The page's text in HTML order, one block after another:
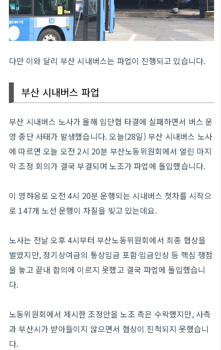
다만 이와 달리 부산 시내버스는 파업이 진행되고 있습니다.
부산 시내버스 파업
부산 시내버스 노사가 올해 임단협 타결에 실패하면서 버스 운
영 중단 사태가 발생했습니다. 오늘(28일) 부산 시내버스 노사
에 따르면 오늘 오전 2시 20분 부산노동위원회에서 열린 마지
막 조정 회의가 결국 부결되며 노조가 파업에 돌입했습니다.
이 영햐응로 오전 4시 20분 운행되는 시내버스 첫차를 시작으
로 147개 노선 운행이 차질을 빚고 있는데요.
노사는 전날 오후 4시부터 부산노동위원회에서 최종 협상을
벌였지만, 정기상여금의 통상임금 포함·임금인상 등 핵심 쟁점
을 놓고 끝내 합의에 이르지 못했고 결국 파업에 돌입했습니
다.
노동위원회에서 제시한 조정안을 노조 측은 수락했지만, 사측
과 부산시가 받아들이지 않으면서 협상이 진척되지 못했습니
다.